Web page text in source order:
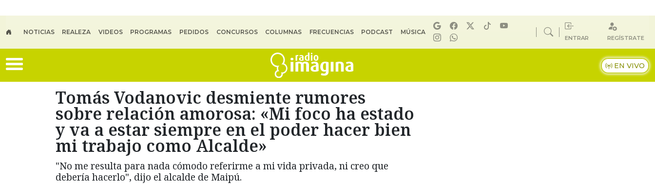
NOTICIAS REALEZA VIDEOS PROGRAMAS PEDIDOS CONCURSOS COLUMNAS FRECUENCIAS PODCAST MÚSICA
ENTRAR REGÍSTRATE
EN VIVO
Tomás Vodanovic desmiente rumores
sobre relación amorosa: «Mi foco ha estado
y va a estar siempre en el poder hacer bien
mi trabajo como Alcalde»
"No me resulta para nada cómodo referirme a mi vida privada, ni creo que
debería hacerlo", dijo el alcalde de Maipú.